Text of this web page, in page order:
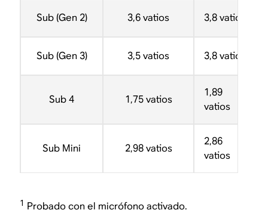
Sub (Gen 2) 3,6 vatios 3,8 vatios
Sub (Gen 3) 3,5 vatios 3,8 vatios
Sub 4 1,75 vatios
1,89
vatios
Sub Mini 2,98 vatios
2,86
vatios
1 Probado con el micrófono activado.